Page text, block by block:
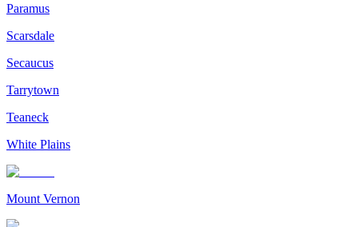
Paramus
Scarsdale
Secaucus
Tarrytown
Teaneck
White Plains
Mount Vernon